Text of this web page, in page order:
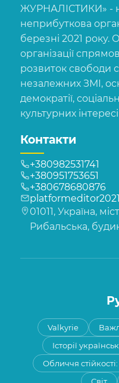
ЖУРНАЛІСТИКИ» -
неприбуткова
березні 2021 року.
організації
розвиток свободи
незалежних ЗМІ,
демократії,
культурних
Контакти
+380982531741
+380951753651
+380678680876
01011, Україна,
Рибальська,
Valkyrie
Історії
Обличчя